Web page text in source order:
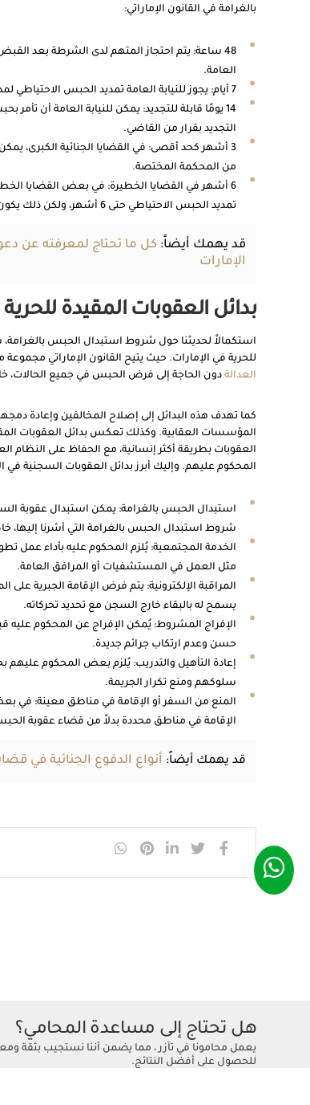
بالغرامة في القانون الإماراتي:
48 ساعة: يتم احتجاز المتهم لدى الشرطة بعد
العامة.
7 أيام: يجوز للنيابة العامة تمديد الحبس الاحتياطي لمدة سبعة أيام إضافية بعد التحقيق الأولي.
التجديد بقرار من القاضي.
3 أشهر كحد أقصى: في القضايا الجنائية الكبرى،
من المحكمة المختصة.
6 أشهر في القضايا الخطيرة: في بعض القضايا
تمديد الحبس الاحتياطي حتى 6 أشهر، ولكن ذلك يكون تحت إشراف محكمة مختصة.
قد يهمك أيضاً: كل ما تحتاج لمعرفته عن
الإمارات
بدائل العقوبات المقيدة
استكمالاً لحديثنا حول شروط استبدال الحبس بالغرامة،
للحرية في الإمارات. حيث يتيح القانون الإماراتي
العدالة دون الحاجة إلى فرض الحبس في جميع الحالات،
كما تهدف هذه البدائل إلى إصلاح المخالفين وإعادة
المؤسسات العقابية. وكذلك تعكس بدائل العقوبات
العقوبات بطريقة أكثر إنسانية، مع الحفاظ على النظام
المحكوم عليهم. وإليك أبرز بدائل العقوبات السجنية في
استبدال الحبس بالغرامة: يمكن استبدال عقوبة
شروط استبدال الحبس بالغرامة التي أشرنا إليها،
الخدمة المجتمعية: يُلزم المحكوم عليه بأداء عمل
مثل العمل في المستشفيات أو المرافق العامة.
المراقبة الإلكترونية: يتم فرض الإقامة الجبرية على
يسمح له بالبقاء خارج السجن مع تحديد تحركاته.
الإفراج المشروط: يُمكن الإفراج عن المحكوم عليه
حسن وعدم ارتكاب جرائم جديدة.
إعادة التأهيل والتدريب: يُلزم بعض المحكوم عليهم
سلوكهم ومنع تكرار الجريمة.
المنع من السفر أو الإقامة في مناطق معينة: في
الإقامة في مناطق محددة بدلاً من قضاء عقوبة
قد يهمك أيضاً: أنواع الدفوع الجنائية في
هل تحتاج إلى مساعدة المحامي؟
يعمل محامونا في تآزر ، مما يضمن أننا نستجيب بثقة
للحصول على أفضل النتائج.